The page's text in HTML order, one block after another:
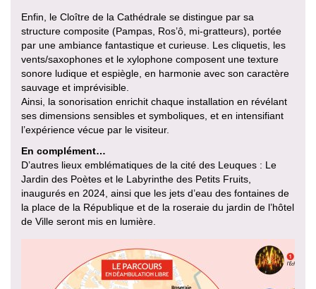
Enfin, le Cloître de la Cathédrale se distingue par sa
structure composite (Pampas, Ros’ô, mi-gratteurs), portée
par une ambiance fantastique et curieuse. Les cliquetis, les
vents/saxophones et le xylophone composent une texture
sonore ludique et espiègle, en harmonie avec son caractère
sauvage et imprévisible.
Ainsi, la sonorisation enrichit chaque installation en révélant
ses dimensions sensibles et symboliques, et en intensifiant
l’expérience vécue par le visiteur.
En complément…
D’autres lieux emblématiques de la cité des Leuques : Le
Jardin des Poètes et le Labyrinthe des Petits Fruits,
inaugurés en 2024, ainsi que les jets d’eau des fontaines de
la place de la République et de la roseraie du jardin de l’hôtel
de Ville seront mis en lumière.